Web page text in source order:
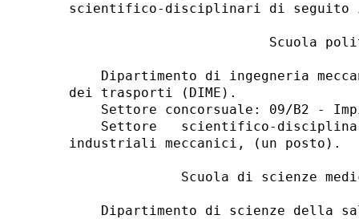
scientifico-disciplinari di
Scuola
Dipartimento di ingegneria
dei trasporti (DIME).
Settore concorsuale: 09/B2 -
Settore   scientifico-
industriali meccanici, (un posto).
Scuola di scienze
Dipartimento di scienze della